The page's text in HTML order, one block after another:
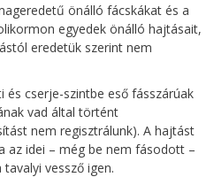
önálló fácskákat és a
egyedek önálló hajtásait,
eredetük szerint nem
és cserje-szintbe eső fásszárúak
vad által történt
nem regisztrálunk). A hajtást
az idei – még be nem fásodott –
vessző igen.